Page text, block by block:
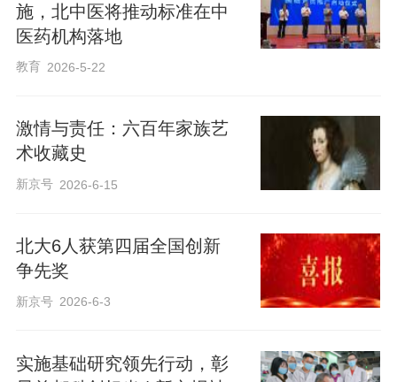
施，北中医将推动标准在中
医药机构落地
教育 2026-5-22
激情与责任：六百年家族艺
术收藏史
新京号 2026-6-15
北大6人获第四届全国创新
争先奖
新京号 2026-6-3
实施基础研究领先行动，彰